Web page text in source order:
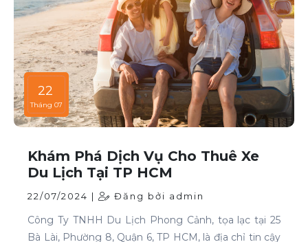
22
Tháng 07
Khám Phá Dịch Vụ Cho Thuê Xe
Du Lịch Tại TP HCM
22/07/2024 | Đăng bởi admin
Công Ty TNHH Du Lịch Phong Cảnh, tọa lạc tại 25
Bà Lài, Phường 8, Quận 6, TP HCM, là địa chỉ tin cậy